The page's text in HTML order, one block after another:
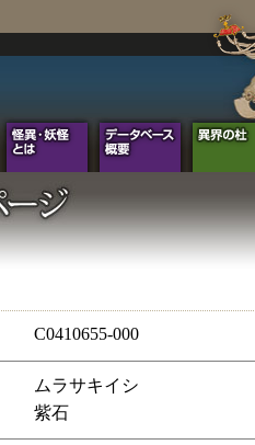
C0410655-000
ムラサキイシ
紫石